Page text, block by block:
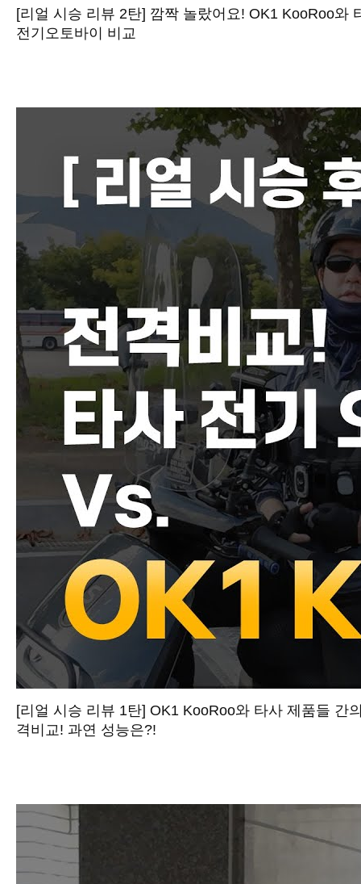
[리얼 시승 리뷰 2탄] 깜짝 놀랐어요! OK1 KooRoo와
전기오토바이 비교
[리얼 시승 리뷰 1탄] OK1 KooRoo와 타사 제품들 간
격비교! 과연 성능은?!